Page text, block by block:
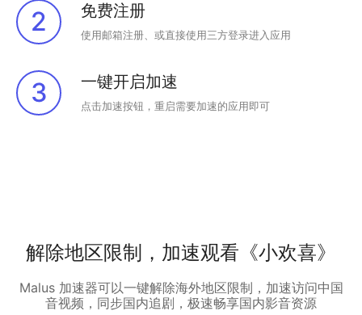
2 免费注册
使用邮箱注册、或直接使用三方登录进入应用
3 一键开启加速
点击加速按钮，重启需要加速的应用即可
解除地区限制，加速观看《小欢喜》
Malus 加速器可以一键解除海外地区限制，加速访问中国
音视频，同步国内追剧，极速畅享国内影音资源